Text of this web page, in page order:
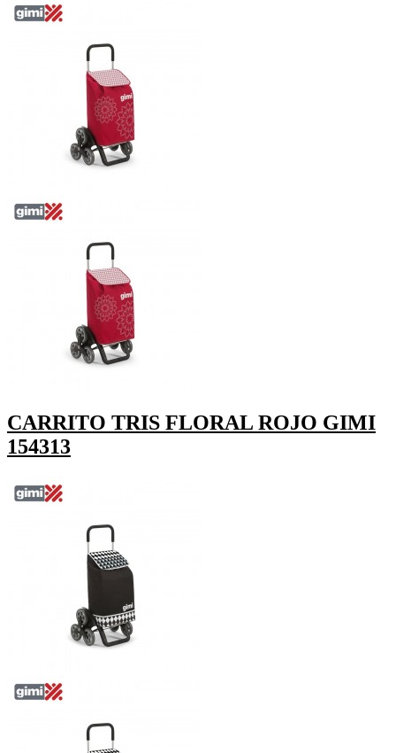
CARRITO TRIS FLORAL ROJO GIMI
154313